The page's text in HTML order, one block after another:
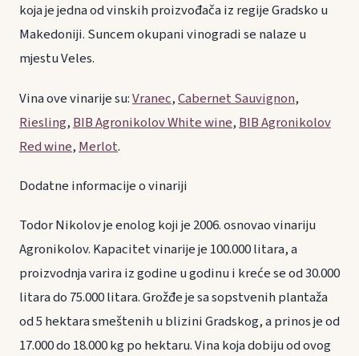
koja je jedna od vinskih proizvođača iz regije Gradsko u
Makedoniji. Suncem okupani vinogradi se nalaze u
mjestu Veles.
Vina ove vinarije su:Vranec,Cabernet Sauvignon,
Riesling, BIB Agronikolov White wine, BIB Agronikolov
Red wine, Merlot.
Dodatne informacije o vinariji
Todor Nikolov je enolog koji je 2006. osnovao vinariju
Agronikolov. Kapacitet vinarije je 100.000 litara, a
proizvodnja varira iz godine u godinu i kreće se od 30.000
litara do 75.000 litara. Grožđe je sa sopstvenih plantaža
od 5 hektara smeštenih u blizini Gradskog, a prinos je od
17.000 do 18.000 kg po hektaru. Vina koja dobiju od ovog